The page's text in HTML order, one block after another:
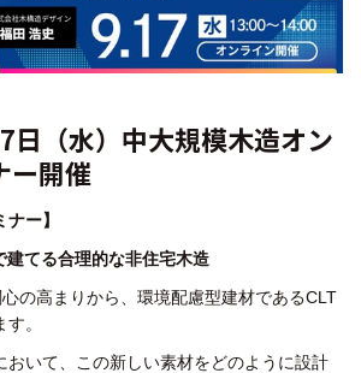
日（水）中大規模木造オン
ー開催
ー】
建てる合理的な非住宅木造
の高まりから、 環境配慮型建材であるCLT
。
いて、
この新しい素材をどのように設計